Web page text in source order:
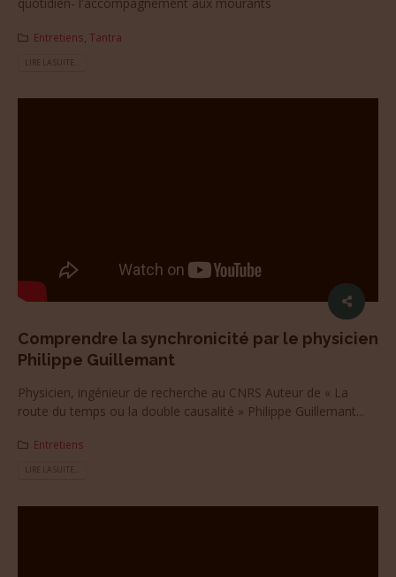
Entretiens Tantra
LIRE LA SUITE...
Comprendre la synchronicité par le physicien
Philippe Guillemant
Physicien, ingénieur de recherche au CNRS Auteur de « La
route du temps ou la double causalité » Philippe Guillemant...
Entretiens
LIRE LA SUITE...